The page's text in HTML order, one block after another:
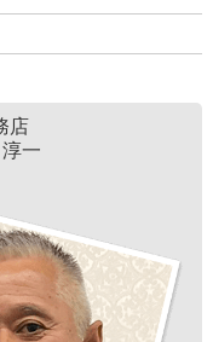
店
一